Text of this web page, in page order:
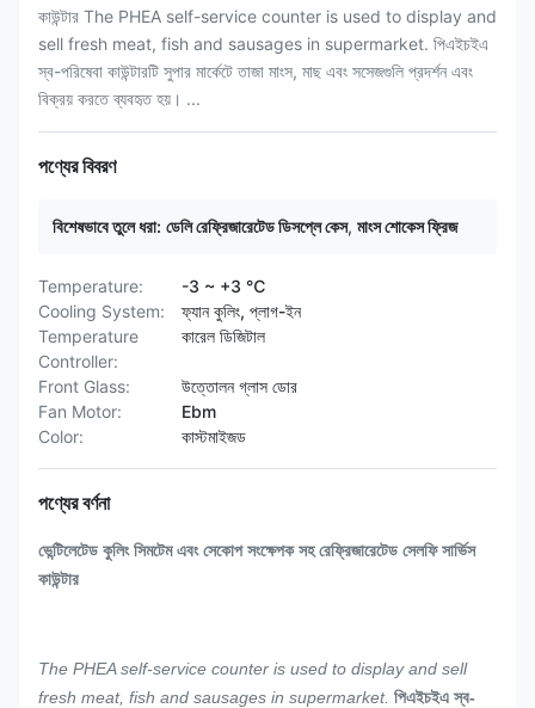
কাউন্টার The PHEA self-service counter is used to display and
sell fresh meat, fish and sausages in supermarket. পিএইচইএ
স্ব-পরিষেবা কাউন্টারটি সুপার মার্কেটে তাজা মাংস, মাছ এবং সসেজগুলি প্রদর্শন এবং
বিক্রয় করতে ব্যবহৃত হয়। ...
পণ্যের বিবরণ
বিশেষভাবে তুলে ধরা: ডেলি রেফ্রিজারেটেড ডিসপ্লে কেস, মাংস শোকেস ফ্রিজ
Temperature:
-3 ~ +3 ℃
Cooling System:
ফ্যান কুলিং, প্লাগ-ইন
Temperature
Controller:
কারেল ডিজিটাল
Front Glass:
উত্তোলন গ্লাস ডোর
Fan Motor:
Ebm
Color:
কাস্টমাইজড
পণ্যের বর্ণনা
ভেন্টিলেটেড কুলিং সিমটেম এবং সেকোপ সংক্ষেপক সহ রেফ্রিজারেটেড সেলফি সার্ভিস
কাউন্টার
The PHEA self-service counter is used to display and sell
fresh meat, fish and sausages in supermarket. পিএইচইএ স্ব-